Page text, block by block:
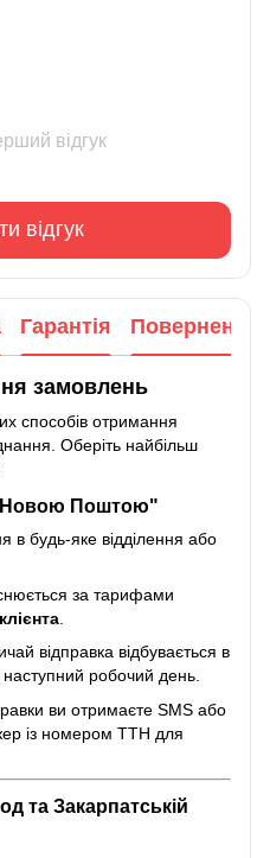
відгук
відгук
Гарантія Повернення
замовлень
способів отримання
Оберіть найбільш
"Новою Поштою"
в будь-яке відділення або
за тарифами
відправка відбувається в
робочий день.
ви отримаєте SMS або
із номером ТТН для
та Закарпатській